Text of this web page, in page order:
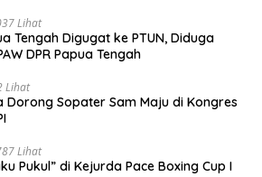
Lihat
Tengah Digugat ke PTUN, Diduga
DPR Papua Tengah
Lihat
Dorong Sopater Sam Maju di Kongres
Lihat
Pukul” di Kejurda Pace Boxing Cup I